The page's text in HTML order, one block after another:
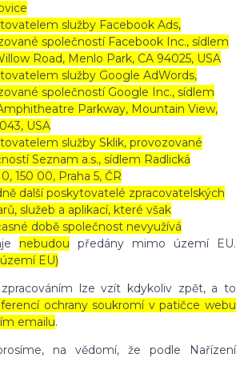
služby Facebook Ads,
společností Facebook Inc., sídlem
Road, Menlo Park, CA 94025, USA
služby Google AdWords,
společností Google Inc., sídlem
Parkway, Mountain View,
USA
služby Sklik, provozované
Seznam a.s., sídlem Radlická
150 00, Praha 5, ČR
další poskytovatelé zpracovatelských
služeb a aplikací, které však
době společnost nevyužívá
nebudou předány mimo území EU.
EU)
lze vzít kdykoliv zpět, a to
ochrany soukromí v patičce webu
emailu.
na vědomí, že podle Nařízení